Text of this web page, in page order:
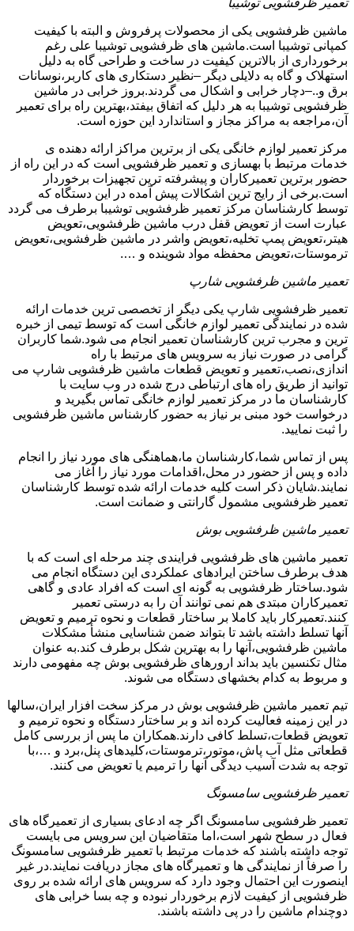
تعمیر ظرفشویی توشیبا
ماشین ظرفشویی یکی از محصولات پرفروش و البته با کیفیت
کمپانی توشیبا است.ماشین های ظرفشویی توشیبا علی رغم
برخورداری از بالاترین کیفیت در ساخت و طراحی گاه به دلیل
استهلاک و گاه به دلایلی دیگر –نظیر دستکاری های کاربر،نوسانات
برق و..–دچار خرابی و اشکال می گردند.بروز خرابی در ماشین
ظرفشویی توشیبا به هر دلیل که اتفاق بیفتد،بهترین راه برای تعمیر
آن،مراجعه به مراکز مجاز و استاندارد این حوزه است.
مرکز تعمیر لوازم خانگی یکی از برترین مراکز ارائه دهنده ی
خدمات مرتبط با بهسازی و تعمیر ظرفشویی است که در این راه از
حضور برترین تعمیرکاران و پیشرفته ترین تجهیزات برخوردار
است.برخی از رایج ترین اشکالات پیش آمده در این دستگاه که
توسط کارشناسان مرکز تعمیر ظرفشویی توشیبا برطرف می گردد
عبارت است از تعویض قفل درب ماشین ظرفشویی،تعویض
هیتر،تعویض پمپ تخلیه،تعویض واشر در ماشین ظرفشویی،تعویض
ترموستات،تعویض محفظه مواد شوینده و ….
تعمیر ماشین ظرفشویی شارپ
تعمیر ظرفشویی شارپ یکی دیگر از تخصصی ترین خدمات ارائه
شده در نمایندگی تعمیر لوازم خانگی است که توسط تیمی از خبره
ترین و مجرب ترین کارشناسان تعمیر انجام می شود.شما کاربران
گرامی در صورت نیاز به سرویس های مرتبط با راه
اندازی،نصب،تعمیر و تعویض قطعات ماشین ظرفشویی شارپ می
توانید از طریق راه های ارتباطی درج شده در وب سایت با
کارشناسان ما در مرکز تعمیر لوازم خانگی تماس بگیرید و
درخواست خود مبنی بر نیاز به حضور کارشناس ماشین ظرفشویی
را ثبت نمایید.
پس از تماس شما،کارشناسان ما،هماهنگی های مورد نیاز را انجام
داده و پس از حضور در محل،اقدامات مورد نیاز را آغاز می
نمایند.شایان ذکر است کلیه خدمات ارائه شده توسط کارشناسان
تعمیر ظرفشویی مشمول گارانتی و ضمانت است.
تعمیر ماشین ظرفشویی بوش
تعمیر ماشین های ظرفشویی فرایندی چند مرحله ای است که با
هدف برطرف ساختن ایرادهای عملکردی این دستگاه انجام می
شود.ساختار ظرفشویی به گونه ای است که افراد عادی و گاهی
تعمیرکاران مبتدی هم نمی توانند آن را به درستی تعمیر
کنند.تعمیرکار باید کاملا بر ساختار قطعات و نحوه ترمیم و تعویض
آنها تسلط داشته باشد تا بتواند ضمن شناسایی منشأ مشکلات
ماشین ظرفشویی،آنها را به بهترین شکل برطرف کند.به عنوان
مثال تکنسین باید بداند ارورهای ظرفشویی بوش چه مفهومی دارند
و مربوط به کدام بخشهای دستگاه می شوند.
تیم تعمیر ماشین ظرفشویی بوش در مرکز سخت افزار ایران،سالها
در این زمینه فعالیت کرده اند و بر ساختار دستگاه و نحوه ترمیم و
تعویض قطعات،تسلط کافی دارند.همکاران ما پس از بررسی کامل
قطعاتی مثل آب پاش،موتور،ترموستات،کلیدهای پنل،برد و …،با
توجه به شدت آسیب دیدگی آنها را ترمیم یا تعویض می کنند.
تعمیر ظرفشویی سامسونگ
تعمیر ظرفشویی سامسونگ اگر چه ادعای بسیاری از تعمیرگاه های
فعال در سطح شهر است،اما متقاضیان این سرویس می بایست
توجه داشته باشند که خدمات مرتبط با تعمیر ظرفشویی سامسونگ
را صرفاً از نمایندگی ها و تعمیرگاه های مجاز دریافت نمایند.در غیر
اینصورت این احتمال وجود دارد که سرویس های ارائه شده بر روی
ظرفشویی از کیفیت لازم برخوردار نبوده و چه بسا خرابی های
دوچندام ماشین را در پی داشته باشند.